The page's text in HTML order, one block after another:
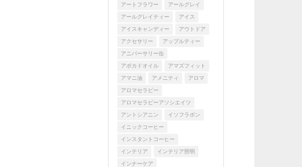
アートフラワー アールグレイ
アールグレイティー アイス
アイスキャンディー アウトドア
アクセサリー アップルティー
アニバーサリー缶
アボカドオイル アマズフィット
アマニ油 アメニティ アロマ
アロマセラピー
アロマセラピーアソシエイツ
アントシアニン イソフラボン
イニックコーヒー
インスタントコーヒー
インテリア インテリア照明
インナーケア